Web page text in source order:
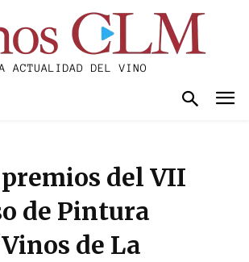
del VII
de Pintura
de La